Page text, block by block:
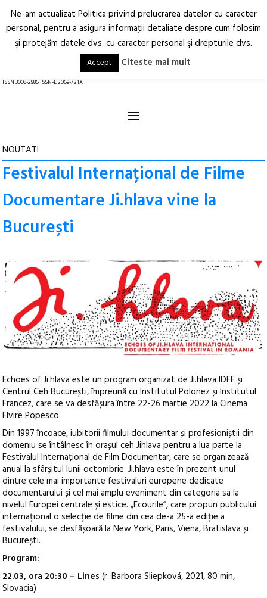
Arhitectură.
Oraș.
RO EN
ISSN 3008-2986 ISSN-L 2069-721X
≡
NOUTATI
Festivalul Internațional de Filme
Documentare Ji.hlava vine la
București
Echoes of Ji.hlava este un program organizat de Ji.hlava IDFF și
Centrul Ceh București, împreună cu Institutul Polonez și Institutul
Francez, care se va desfășura între 22-26 martie 2022 la Cinema
Elvire Popesco.
Din 1997 încoace, iubitorii filmului documentar și profesioniștii din
domeniu se întâlnesc în orașul ceh Jihlava pentru a lua parte la
Festivalul Internațional de Film Documentar, care se organizează
anual la sfârșitul lunii octombrie. Ji.hlava este în prezent unul
dintre cele mai importante festivaluri europene dedicate
documentarului și cel mai amplu eveniment din categoria sa la
nivelul Europei centrale și estice. „Ecourile”, care propun publicului
internațional o selecție de filme din cea de-a 25-a ediție a
festivalului, se desfășoară la New York, Paris, Viena, Bratislava și
București.
Program:
22.03, ora 20:30 – Lines (r. Barbora Sliepková, 2021, 80 min,
Slovacia)
Ne-am actualizat Politica privind prelucrarea datelor cu caracter
personal, pentru a asigura informaţii detaliate despre cum folosim
şi protejăm datele dvs. cu caracter personal şi drepturile dvs.
Accept Citeste mai mult